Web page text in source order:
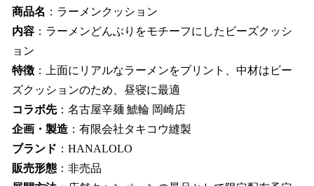
商品名 ：ラーメンクッション
内容 ：ラーメンどんぶりをモチーフにしたビーズクッシ
ョン
特徴 ：上面にリアルなラーメンをプリント、中材はビー
ズクッションのため、昼寝に最適
コラボ先：名古屋辛麺 鯱輪 岡崎店
企画・製造 ：有限会社タキコウ縫製
ブランド ：HANALOLO
販売形態 ：非売品